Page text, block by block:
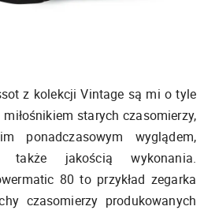
z kolekcji Vintage są mi o tyle
starych czasomierzy,
ponadczasowym wyglądem,
jakością wykonania.
80 to przykład zegarka
czasomierzy produkowanych